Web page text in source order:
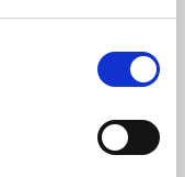
1 258 Kč